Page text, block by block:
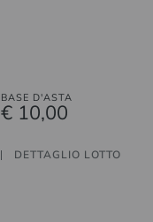
BASE D'ASTA
€ 10,00
DETTAGLIO LOTTO